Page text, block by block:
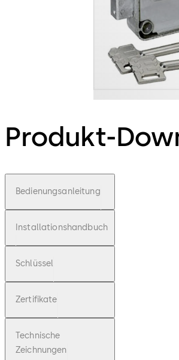
Produkt-
Bedienungsanleitung
Installationshandbuch
Schlüssel
Zertifikate
Technische
Zeichnungen